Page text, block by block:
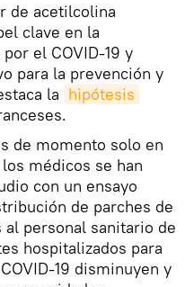
de acetilcolina
clave en la
el COVID-19 y
para la prevención y
la hipótesis
de momento solo en
médicos se han
con un ensayo
de parches de
personal sanitario de
hospitalizados para
19 disminuyen y